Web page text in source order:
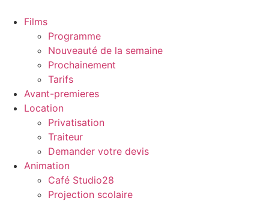
Films
Programme
Nouveauté de la semaine
Prochainement
Tarifs
Avant-premieres
Location
Privatisation
Traiteur
Demander votre devis
Animation
Café Studio28
Projection scolaire